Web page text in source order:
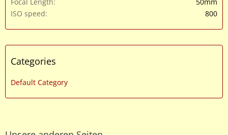
ISO speed
800
Categories
Default Category